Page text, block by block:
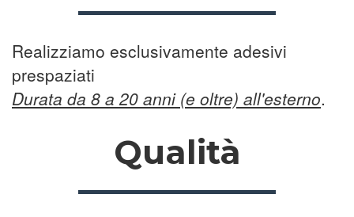
Realizziamo esclusivamente adesivi
prespaziati
Durata da 8 a 20 anni (e oltre) all'esterno.
Qualità